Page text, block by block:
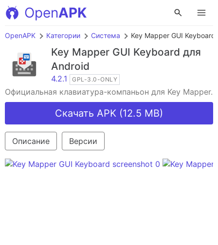
OpenAPK
OpenAPK Категории Система Key Mapper GUI Keyboard
Key Mapper GUI Keyboard для
Android
4.2.1 GPL-3.0-ONLY
Официальная клавиатура-компаньон для Key Mapper.
Скачать APK (12.5 MB)
Описание Версии